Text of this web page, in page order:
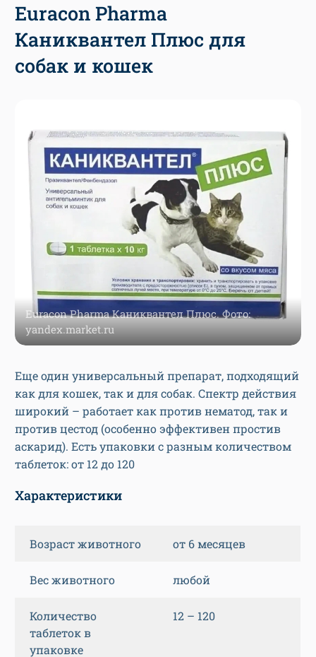
Euracon Pharma
Каниквантел Плюс для
собак и кошек
Euracon Pharma Каниквантел Плюс. Фото:
yandex.market.ru
Еще один универсальный препарат, подходящий
как для кошек, так и для собак. Спектр действия
широкий – работает как против нематод, так и
против цестод (особенно эффективен простив
аскарид). Есть упаковки с разным количеством
таблеток: от 12 до 120
Характеристики
Возраст животного от 6 месяцев
Вес животного любой
Количество
таблеток в
упаковке
12 – 120